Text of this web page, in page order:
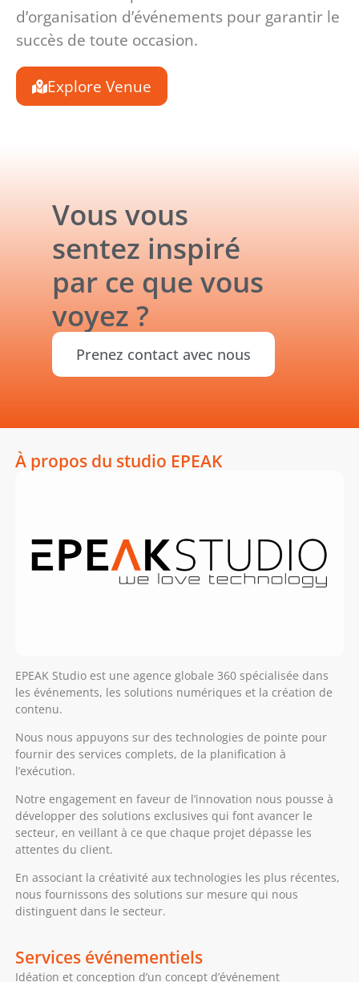
d’organisation d’événements pour garantir le
succès de toute occasion.
Explore Venue
Vous vous
sentez inspiré
par ce que vous
voyez ?
Prenez contact avec nous
À propos du studio EPEAK
EPEAK Studio est une agence globale 360 spécialisée dans
les événements, les solutions numériques et la création de
contenu.
Nous nous appuyons sur des technologies de pointe pour
fournir des services complets, de la planification à
l’exécution.
Notre engagement en faveur de l’innovation nous pousse à
développer des solutions exclusives qui font avancer le
secteur, en veillant à ce que chaque projet dépasse les
attentes du client.
En associant la créativité aux technologies les plus récentes,
nous fournissons des solutions sur mesure qui nous
distinguent dans le secteur.
Services événementiels
Idéation et conception d’un concept d’événement